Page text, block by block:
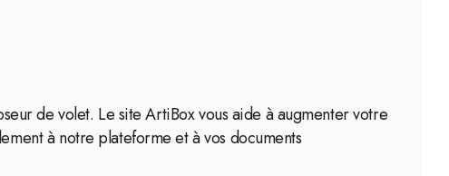
de volet. Le site ArtiBox vous aide à augmenter votre
à notre plateforme et à vos documents